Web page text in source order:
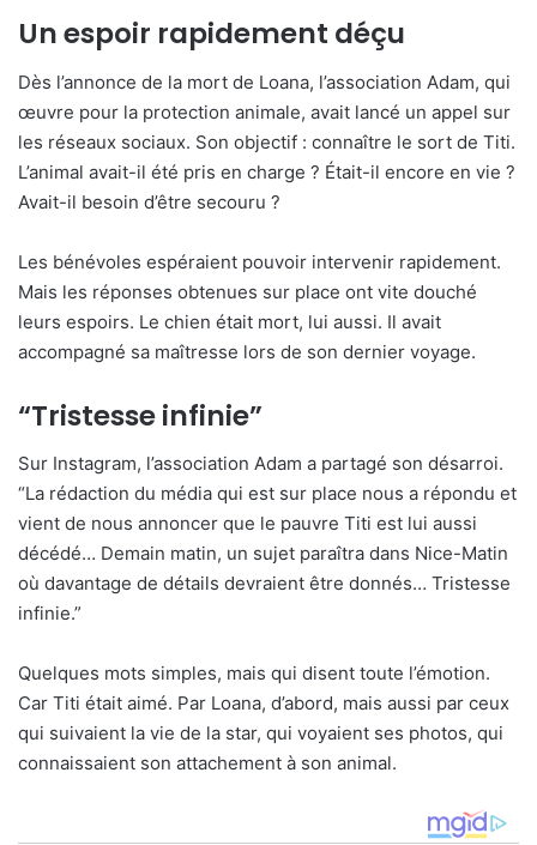
Un espoir rapidement déçu
Dès l’annonce de la mort de Loana, l’association Adam, qui
œuvre pour la protection animale, avait lancé un appel sur
les réseaux sociaux. Son objectif : connaître le sort de Titi.
L’animal avait-il été pris en charge ? Était-il encore en vie ?
Avait-il besoin d’être secouru ?
Les bénévoles espéraient pouvoir intervenir rapidement.
Mais les réponses obtenues sur place ont vite douché
leurs espoirs. Le chien était mort, lui aussi. Il avait
accompagné sa maîtresse lors de son dernier voyage.
“Tristesse infinie”
Sur Instagram, l’association Adam a partagé son désarroi.
“La rédaction du média qui est sur place nous a répondu et
vient de nous annoncer que le pauvre Titi est lui aussi
décédé… Demain matin, un sujet paraîtra dans Nice-Matin
où davantage de détails devraient être donnés… Tristesse
infinie.”
Quelques mots simples, mais qui disent toute l’émotion.
Car Titi était aimé. Par Loana, d’abord, mais aussi par ceux
qui suivaient la vie de la star, qui voyaient ses photos, qui
connaissaient son attachement à son animal.